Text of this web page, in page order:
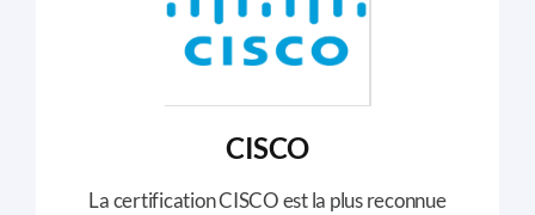
CISCO
La certification CISCO est la plus reconnue